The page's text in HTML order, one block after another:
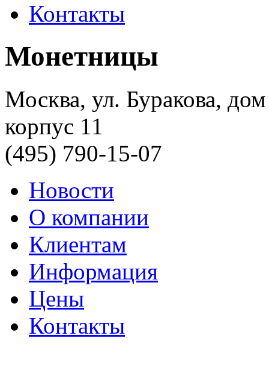
Контакты
Монетницы
Москва, ул. Буракова,
корпус 11
(495) 790-15-07
Новости
О компании
Клиентам
Информация
Цены
Контакты